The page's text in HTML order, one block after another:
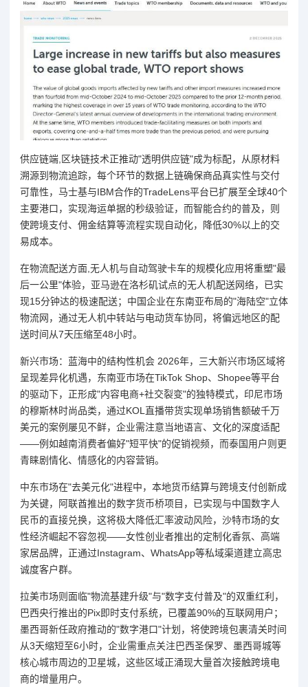
供应链端,区块链技术正推动"透明供应链"成为标配，从原材料
溯源到物流追踪，每个环节的数据上链确保商品真实性与交付
可靠性，马士基与IBM合作的TradeLens平台已扩展至全球40个
主要港口，实现海运单据的秒级验证，而智能合约的普及，则
使跨境支付、佣金结算等流程实现自动化，降低30%以上的交
易成本。
在物流配送方面,无人机与自动驾驶卡车的规模化应用将重塑"最
后一公里"体验，亚马逊在洛杉矶试点的无人机配送网络，已实
现15分钟达的极速配送；中国企业在东南亚布局的"海陆空"立体
物流网，通过无人机中转站与电动货车协同，将偏远地区的配
送时间从7天压缩至48小时。
新兴市场：蓝海中的结构性机会 2026年，三大新兴市场区域将
呈现差异化机遇，东南亚市场在TikTok Shop、Shopee等平台
的驱动下，正形成"内容电商+社交裂变"的独特模式，印尼市场
的穆斯林时尚品类，通过KOL直播带货实现单场销售额破千万
美元的案例屡见不鲜，企业需注意当地语言、文化的深度适配
——例如越南消费者偏好"短平快"的促销视频，而泰国用户则更
青睐剧情化、情感化的内容营销。
中东市场在"去美元化"进程中，本地货币结算与跨境支付创新成
为关键，阿联酋推出的数字货币桥项目，已实现与中国数字人
民币的直接兑换，这将极大降低汇率波动风险，沙特市场的女
性经济崛起不容忽视——女性创业者推出的定制化香氛、高端
家居品牌，正通过Instagram、WhatsApp等私域渠道建立高忠
诚度客户群。
拉美市场则面临"物流基建升级"与"数字支付普及"的双重红利，
巴西央行推出的Pix即时支付系统，已覆盖90%的互联网用户；
墨西哥新任政府推动的"数字港口"计划，将使跨境包裹清关时间
从3天缩短至6小时，企业需重点关注巴西圣保罗、墨西哥城等
核心城市周边的卫星城，这些区域正涌现大量首次接触跨境电
商的增量用户。